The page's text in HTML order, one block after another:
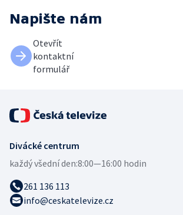
Napište nám
Otevřít
kontaktní
formulář
Divácké centrum
každý všední den:8:00—16:00 hodin
261 136 113
info@ceskatelevize.cz